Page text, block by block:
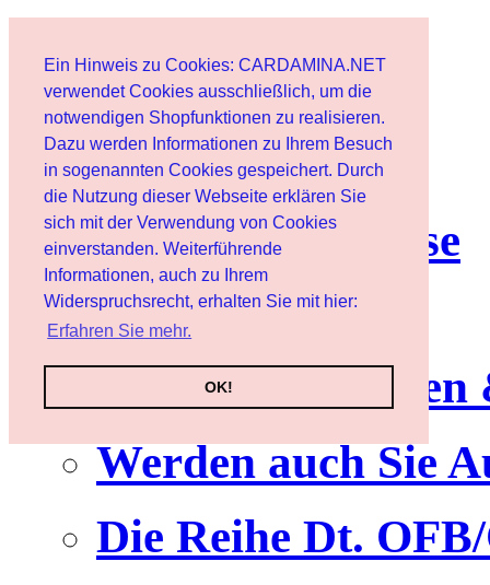
Ein Hinweis zu Cookies: CARDAMINA.NET
verwendet Cookies ausschließlich, um die
notwendigen Shopfunktionen zu realisieren.
Dazu werden Informationen zu Ihrem Besuch
in sogenannten Cookies gespeichert. Durch
die Nutzung dieser Webseite erklären Sie
sich mit der Verwendung von Cookies
einverstanden. Weiterführende
Informationen, auch zu Ihrem
Widerspruchsrecht, erhalten Sie mit hier:
Erfahren Sie mehr.
OK!
Benutzer
Newsletter
Nutzungshinweise
Service
Werden auch Sie
Die Reihe Dt.